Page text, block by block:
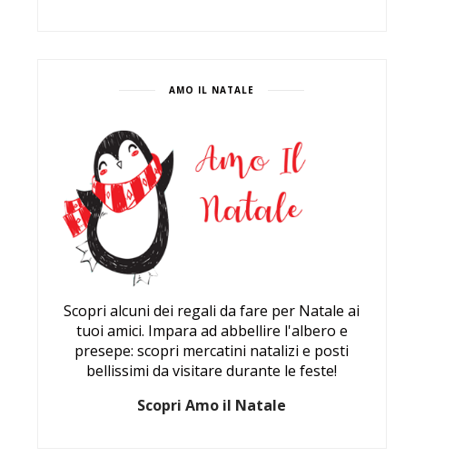
AMO IL NATALE
Scopri alcuni dei regali da fare per Natale ai
tuoi amici. Impara ad abbellire l'albero e
presepe: scopri mercatini natalizi e posti
bellissimi da visitare durante le feste!
Scopri Amo il Natale